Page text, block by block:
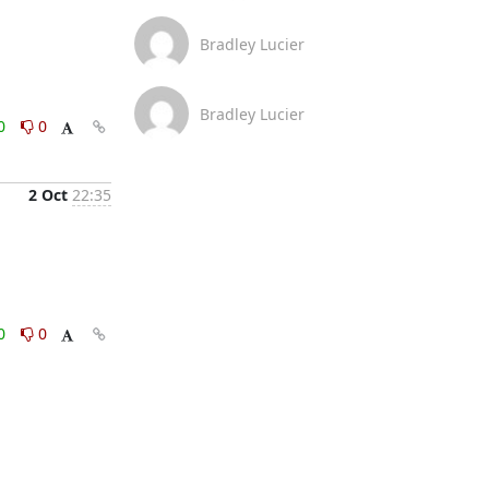
0
2 Oct 22:35
0
Bradley Lucier
Bradley Lucier